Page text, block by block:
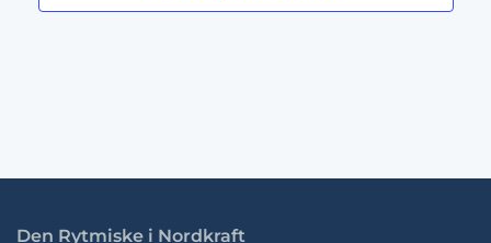
Den Rytmiske i Nordkraft